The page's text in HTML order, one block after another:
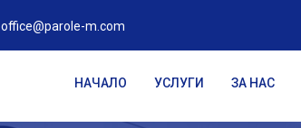
office@parole-m.com
НАЧАЛО УСЛУГИ ЗА НАС